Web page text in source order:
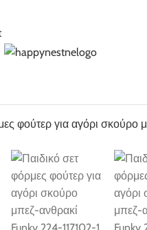
για πληρωμές με κάρτα!